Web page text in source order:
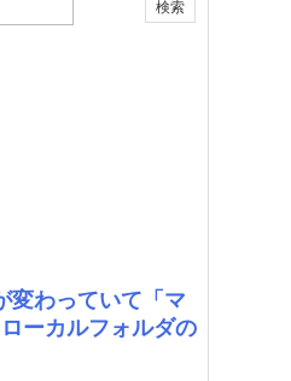
変わっていて「マ
ーカルフォルダの